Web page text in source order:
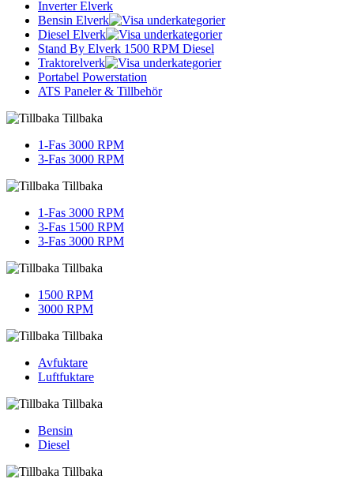
Inverter Elverk
Bensin Elverk
Diesel Elverk
Stand By Elverk 1500 RPM Diesel
Traktorelverk
Portabel Powerstation
ATS Paneler & Tillbehör
Tillbaka
1-Fas 3000 RPM
3-Fas 3000 RPM
Tillbaka
1-Fas 3000 RPM
3-Fas 1500 RPM
3-Fas 3000 RPM
Tillbaka
1500 RPM
3000 RPM
Tillbaka
Avfuktare
Luftfuktare
Tillbaka
Bensin
Diesel
Tillbaka